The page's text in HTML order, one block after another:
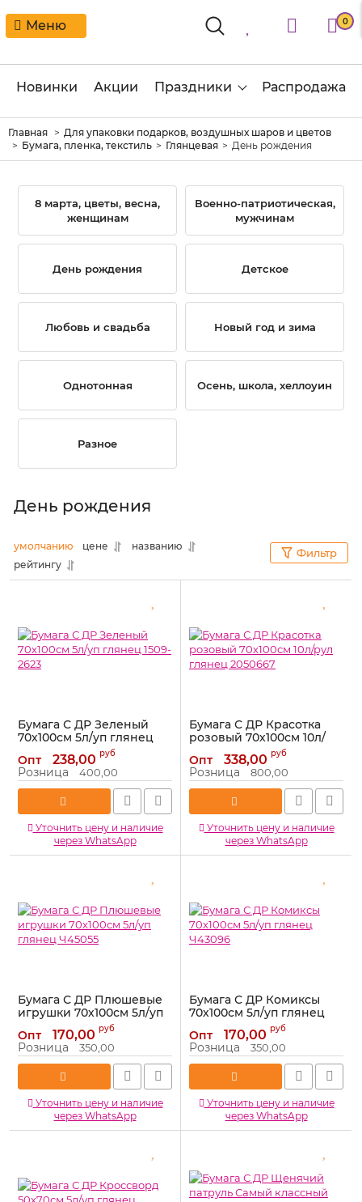
Меню 0
Новинки Акции Праздники Распродажа
Главная
Для упаковки подарков, воздушных шаров и цветов
Бумага, пленка, текстиль
Глянцевая День рождения
8 марта, цветы, весна,
женщинам
Военно-патриотическая,
мужчинам
День рождения Детское
Любовь и свадьба Новый год и зима
Однотонная Осень, школа, хеллоуин
Разное
День рождения
умолчанию цене
названию
рейтингу
Фильтр
Бумага С ДР Зеленый
70х100см 5л/уп глянец
Артикул: 1509-2623
Опт 238,00 руб
Розница 400,00
Уточнить цену и наличие
через WhatsApp
Бумага С ДР Красотка
розовый 70х100см 10л/
рул глянец 2050667
Артикул: 2050667
Опт 338,00 руб
Розница 800,00
Уточнить цену и наличие
через WhatsApp
Бумага С ДР Плюшевые
игрушки 70х100см 5л/уп
глянец Ч45055
Артикул: Ч45055
Опт 170,00 руб
Розница 350,00
Уточнить цену и наличие
через WhatsApp
Бумага С ДР Комиксы
70х100см 5л/уп глянец
Артикул: Ч43096
Опт 170,00 руб
Розница 350,00
Уточнить цену и наличие
через WhatsApp